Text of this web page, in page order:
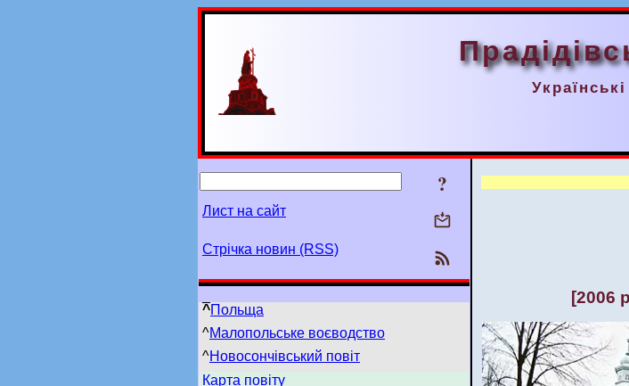
?
Лист на сайт
Стрічка новин (RSS)
^Польща
^Малопольське воєводство
^Новосончівський повіт
Карта повіту
[2006